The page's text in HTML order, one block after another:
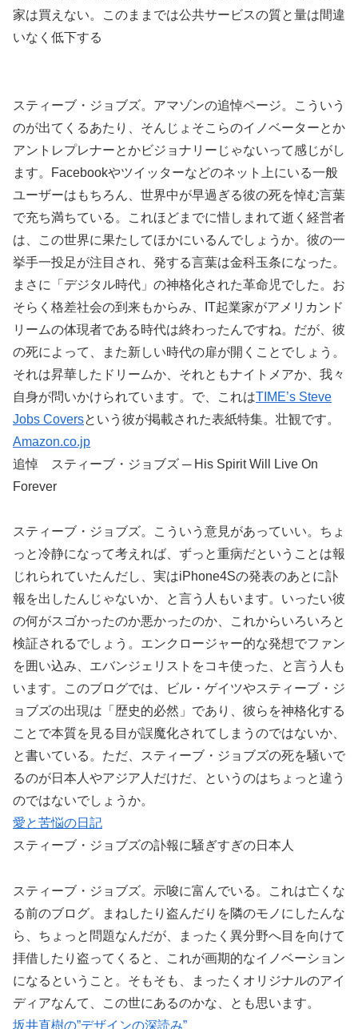
家は買えない。このままでは公共サービスの質と量は間違
いなく低下する
スティーブ・ジョブズ。アマゾンの追悼ページ。こういう
のが出てくるあたり、そんじょそこらのイノベーターとか
アントレプレナーとかビジョナリーじゃないって感じがし
ます。Facebookやツイッターなどのネット上にいる一般
ユーザーはもちろん、世界中が早過ぎる彼の死を悼む言葉
で充ち満ちている。これほどまでに惜しまれて逝く経営者
は、この世界に果たしてほかにいるんでしょうか。彼の一
挙手一投足が注目され、発する言葉は金科玉条になった。
まさに「デジタル時代」の神格化された革命児でした。お
そらく格差社会の到来もからみ、IT起業家がアメリカンド
リームの体現者である時代は終わったんですね。だが、彼
の死によって、また新しい時代の扉が開くことでしょう。
それは昇華したドリームか、それともナイトメアか、我々
自身が問いかけられています。で、これはTIME’s Steve
Jobs Coversという彼が掲載された表紙特集。壮観です。
Amazon.co.jp
追悼 スティーブ・ジョブズ ─ His Spirit Will Live On
Forever
スティーブ・ジョブズ。こういう意見があっていい。ちょ
っと冷静になって考えれば、ずっと重病だということは報
じれられていたんだし、実はiPhone4Sの発表のあとに訃
報を出したんじゃないか、と言う人もいます。いったい彼
の何がスゴかったのか悪かったのか、これからいろいろと
検証されるでしょう。エンクロージャー的な発想でファン
を囲い込み、エバンジェリストをコキ使った、と言う人も
います。このブログでは、ビル・ゲイツやスティーブ・ジ
ョブズの出現は「歴史的必然」であり、彼らを神格化する
ことで本質を見る目が誤魔化されてしまうのではないか、
と書いている。ただ、スティーブ・ジョブズの死を騒いで
るのが日本人やアジア人だけだ、というのはちょっと違う
のではないでしょうか。
愛と苦悩の日記
スティーブ・ジョブズの訃報に騒ぎすぎの日本人
スティーブ・ジョブズ。示唆に富んでいる。これは亡くな
る前のブログ。まねしたり盗んだりを隣のモノにしたんな
ら、ちょっと問題なんだが、まったく異分野へ目を向けて
拝借したり盗ってくると、これが画期的なイノベーション
になるということ。そもそも、まったくオリジナルのアイ
ディアなんて、この世にあるのかな、とも思います。
坂井直樹の”デザインの深読み”